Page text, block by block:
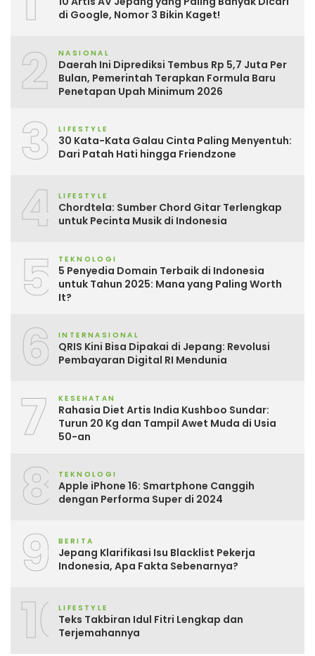
di Google, Nomor 3 Bikin Kaget!
2 NASIONAL
Daerah Ini Diprediksi Tembus Rp 5,7 Juta Per
Bulan, Pemerintah Terapkan Formula Baru
Penetapan Upah Minimum 2026
3 LIFESTYLE
30 Kata-Kata Galau Cinta Paling Menyentuh:
Dari Patah Hati hingga Friendzone
4 LIFESTYLE
Chordtela: Sumber Chord Gitar Terlengkap
untuk Pecinta Musik di Indonesia
5 TEKNOLOGI
5 Penyedia Domain Terbaik di Indonesia
untuk Tahun 2025: Mana yang Paling Worth
It?
6 INTERNASIONAL
QRIS Kini Bisa Dipakai di Jepang: Revolusi
Pembayaran Digital RI Mendunia
7 KESEHATAN
Rahasia Diet Artis India Kushboo Sundar:
Turun 20 Kg dan Tampil Awet Muda di Usia
50-an
8 TEKNOLOGI
Apple iPhone 16: Smartphone Canggih
dengan Performa Super di 2024
9 BERITA
Jepang Klarifikasi Isu Blacklist Pekerja
Indonesia, Apa Fakta Sebenarnya?
10LIFESTYLE
Teks Takbiran Idul Fitri Lengkap dan
Terjemahannya